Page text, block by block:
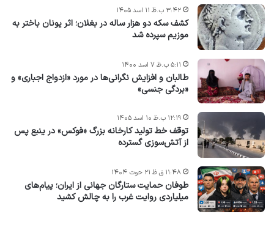
کشف سکه دو هزار ساله در بغلان؛ اثر یونان باختر به
موزیم سپرده شد
۳:۴۲ ب.ظ ۱۱ اسد ۱۴۰۵
طالبان و افزایش نگرانی‌ها در مورد «ازدواج اجباری» و
«بردگی جنسی»
۵:۱۱ ب.ظ ۷ اسد ۱۴۰۰
توقف خط تولید کارخانه بزرگ «فوکس» در ینبع پس
از آتش‌سوزی گسترده
۱۲:۱۹ ب.ظ ۱۰ اسد ۱۴۰۵
طوفان حمایت ستارگان جهانی از ایران؛ پیام‌های
میلیاردی روایت غرب را به چالش کشید
۱۱:۴۸ ق.ظ ۲۱ حوت ۱۴۰۴